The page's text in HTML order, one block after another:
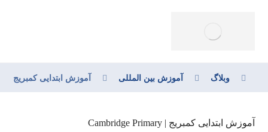
وبلاگ آموزش بین المللی آموزش ابتدایی کمبریج | Cambridge Primary
آموزش ابتدایی کمبریج | Cambridge Primary